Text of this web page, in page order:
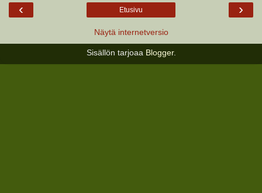
‹ ›
Etusivu
Näytä internetversio
Sisällön tarjoaa Blogger.